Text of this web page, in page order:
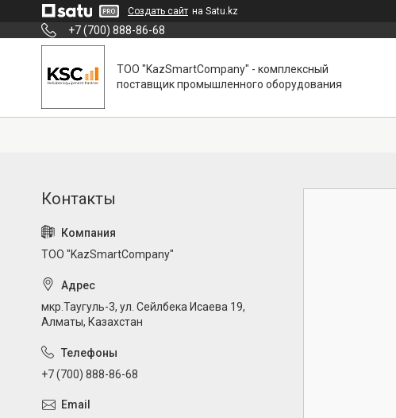
Создать сайт на Satu.kz
+7 (700) 888-86-68
ТОО "KazSmartCompany" - комплексный
поставщик промышленного оборудования
ТОО "KazSmartCompany"
мкр.Таугуль-3, ул. Сейлбека Исаева 19,
Алматы, Казахстан
+7 (700) 888-86-68